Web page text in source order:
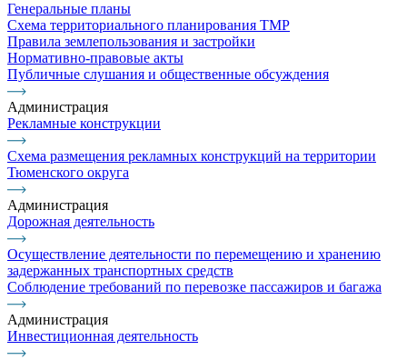
Генеральные планы
Схема территориального планирования ТМР
Правила землепользования и застройки
Нормативно-правовые акты
Публичные слушания и общественные обсуждения
Администрация
Рекламные конструкции
Схема размещения рекламных конструкций на территории
Тюменского округа
Администрация
Дорожная деятельность
Осуществление деятельности по перемещению и хранению
задержанных транспортных средств
Соблюдение требований по перевозке пассажиров и багажа
Администрация
Инвестиционная деятельность